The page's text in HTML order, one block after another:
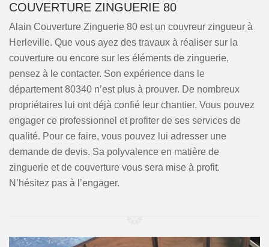
COUVERTURE ZINGUERIE 80
Alain Couverture Zinguerie 80 est un couvreur zingueur à
Herleville. Que vous ayez des travaux à réaliser sur la
couverture ou encore sur les éléments de zinguerie,
pensez à le contacter. Son expérience dans le
département 80340 n’est plus à prouver. De nombreux
propriétaires lui ont déjà confié leur chantier. Vous pouvez
engager ce professionnel et profiter de ses services de
qualité. Pour ce faire, vous pouvez lui adresser une
demande de devis. Sa polyvalence en matière de
zinguerie et de couverture vous sera mise à profit.
N’hésitez pas à l’engager.